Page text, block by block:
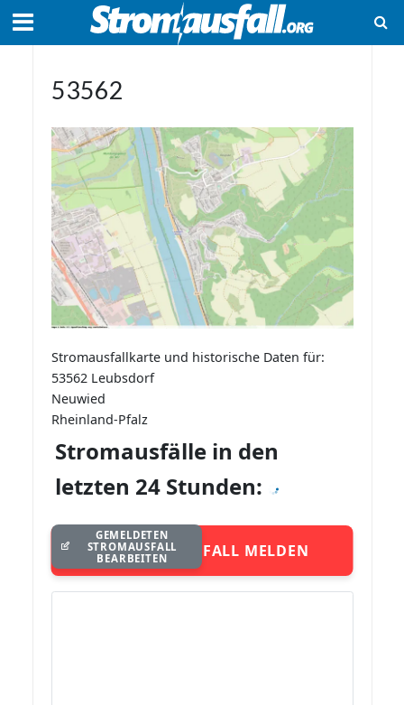
53562
Stromausfallkarte und historische Daten für:
53562 Leubsdorf
Neuwied
Rheinland-Pfalz
Stromausfälle in den
letzten 24 Stunden:
STROMAUSFALL MELDEN
GEMELDETEN
STROMAUSFALL
BEARBEITEN